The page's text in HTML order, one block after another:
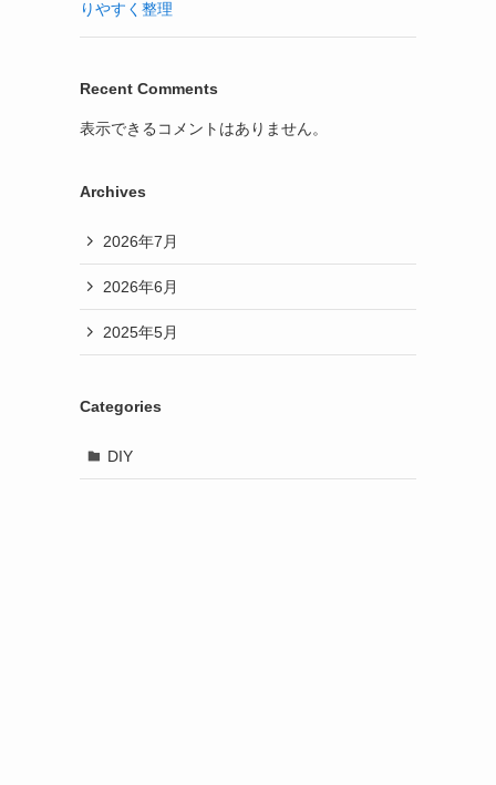
りやすく整理
Recent Comments
表示できるコメントはありません。
Archives
2026年7月
2026年6月
2025年5月
Categories
DIY